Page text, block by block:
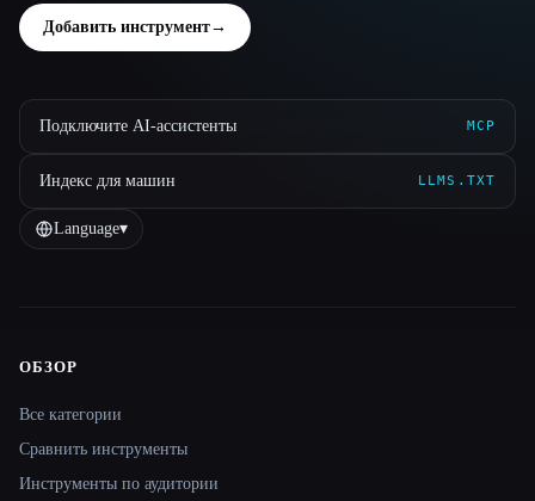
Добавить инструмент→
Подключите AI-ассистенты MCP
Индекс для машин LLMS.TXT
Language▾
Site navigation
ОБЗОР
Все категории
Сравнить инструменты
Инструменты по аудитории